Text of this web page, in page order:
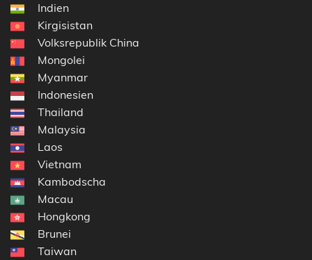
Indien
Kirgisistan
Volksrepublik China
Mongolei
Myanmar
Indonesien
Thailand
Malaysia
Laos
Vietnam
Kambodscha
Macau
Hongkong
Brunei
Taiwan